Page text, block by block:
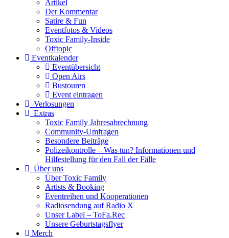
Artikel
Der Kommentar
Satire & Fun
Eventfotos & Videos
Toxic Family-Inside
Offtopic
Eventkalender
Eventübersicht
Open Airs
Bustouren
Event eintragen
Verlosungen
Extras
Toxic Family Jahresabrechnung
Community-Umfragen
Besondere Beiträge
Polizeikontrolle – Was tun? Informationen und
Hilfestellung für den Fall der Fälle
Über uns
Über Toxic Family
Artists & Booking
Eventreihen und Kooperationen
Radiosendung auf Radio X
Unser Label – ToFa.Rec
Unsere Geburtstagsflyer
Merch